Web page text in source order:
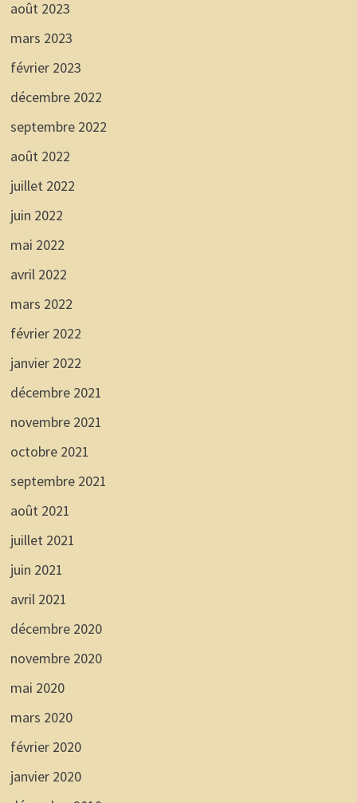
août 2023
mars 2023
février 2023
décembre 2022
septembre 2022
août 2022
juillet 2022
juin 2022
mai 2022
avril 2022
mars 2022
février 2022
janvier 2022
décembre 2021
novembre 2021
octobre 2021
septembre 2021
août 2021
juillet 2021
juin 2021
avril 2021
décembre 2020
novembre 2020
mai 2020
mars 2020
février 2020
janvier 2020